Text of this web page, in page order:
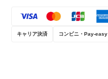
キャリア決済 コンビニ・Pay-easy